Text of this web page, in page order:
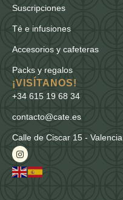
Suscripciones
Té e infusiones
Accesorios y cafeteras
Packs y regalos
¡VISÍTANOS!
+34 615 19 68 34
contacto@cate.es
Calle de Ciscar 15 - Valencia